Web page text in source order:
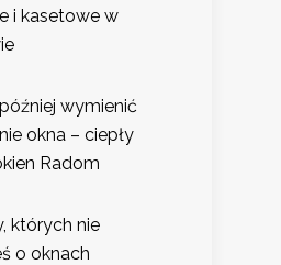
i kasetowe w
wymienić
okna – ciepły
Radom
których nie
o oknach